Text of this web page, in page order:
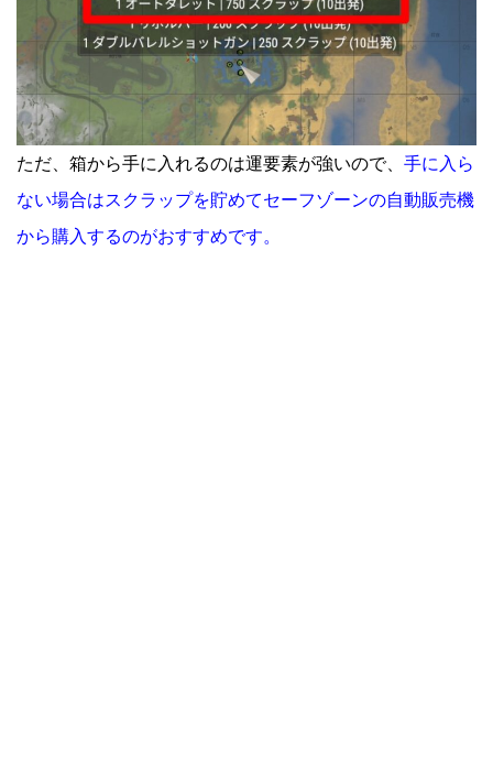
ただ、箱から手に入れるのは運要素が強いので、 手に入ら
ない場合はスクラップを貯めてセーフゾーンの自動販売機
から購入するのがおすすめです。